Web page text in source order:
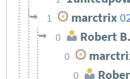
1 marctrix
0 Robert B.
0
0